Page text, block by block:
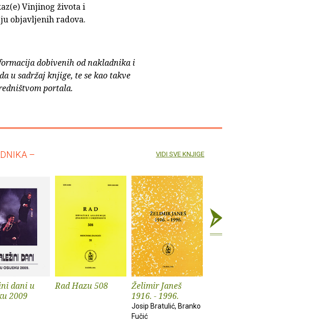
Vinjinog života i
objavljenih radova.
dobivenih od nakladnika i
u sadržaj knjige, te se kao takve
portala.
–
dani u
2009
Rad Hazu 508
Želimir Janeš
1916. - 1996.
Josip Bratulić, Branko
Fučić
VIDI SVE KNJIGE